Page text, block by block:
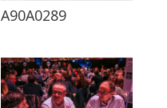
A90A0289